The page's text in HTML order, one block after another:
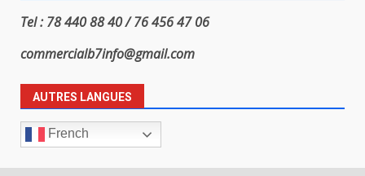
Tel : 78 440 88 40 / 76 456 47 06
commercialb7info@gmail.com
AUTRES LANGUES
French